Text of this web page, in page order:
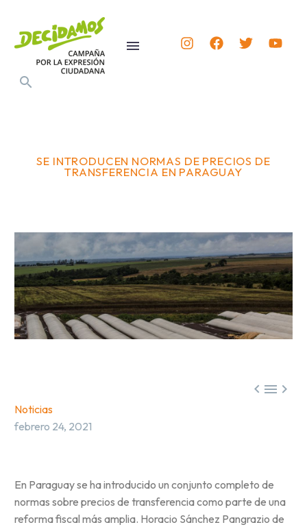
SE INTRODUCEN NORMAS DE PRECIOS DE
TRANSFERENCIA EN PARAGUAY

Noticias
febrero 24, 2021
En Paraguay se ha introducido un conjunto completo de
normas sobre precios de transferencia como parte de una
reforma fiscal más amplia. Horacio Sánchez Pangrazio de